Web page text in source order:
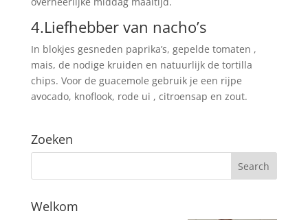
4.Liefhebber van nacho’s
In blokjes gesneden paprika’s, gepelde tomaten ,
mais, de nodige kruiden en natuurlijk de tortilla
chips. Voor de guacemole gebruik je een rijpe
avocado, knoflook, rode ui , citroensap en zout.
Zoeken
Welkom